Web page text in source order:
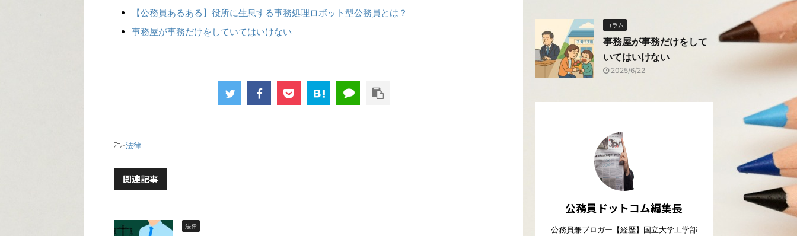
【公務員あるある】役所に生息する事務処理ロボット型公務員とは？
事務屋が事務だけをしていてはいけない
-法律
関連記事
法律
コラム
事務屋が事務だけをして
いてはいけない
2025/6/22
公務員ドットコム編集長
公務員兼ブロガー【経歴】国立大学工学部